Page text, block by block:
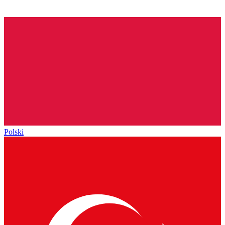
Polski